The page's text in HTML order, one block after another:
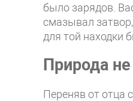
было зарядов.
смазывал
для той находки
Природа
Переняв от отца